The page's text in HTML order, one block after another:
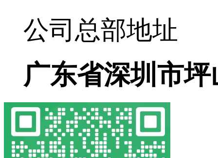
公司总部地址
广东省深圳市